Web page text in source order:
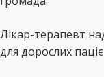
Лікар-терапевт
для дорослих